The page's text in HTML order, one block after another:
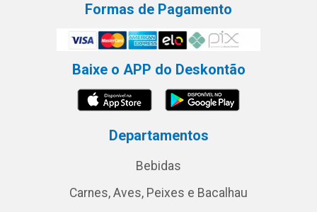
Formas de Pagamento
Baixe o APP do Deskontão
Departamentos
Bebidas
Carnes, Aves, Peixes e Bacalhau